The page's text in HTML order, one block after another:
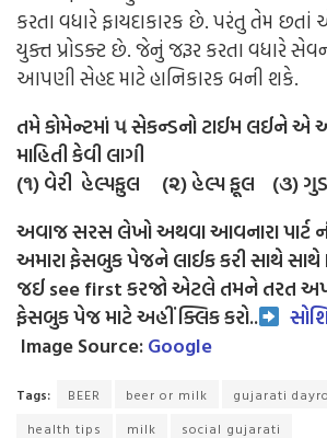
કરતા વધારે ફાયદાકારક છે. પરંતુ તેમ
યુક્ત પ્રોડક્ટ છે. જેનું જરૂર કરતા વધારે
આપણી સેહદ માટે હાનિકારક બની શકે.
તમે કોમેન્ટમાં ૫ સેકન્ડનો ટાઈમ લઈને
માહિતી કેવી લાગી
(૧) વેરી હેલ્પફુલ (૨) હેલ્પ ફૂલ (૩)
અવાજ સરસ લેખો અથવા આવનારા પાર્ટ
અમારા ફેસબુક પેજને લાઈક કરી સાથે સાથે
જઈ see first કરજો એટલે તમને તરત
ફેસબુક પેજ માટે અહીં ક્લિક કરો..
Image Source:Google
Tags: BEER beer or milk gujarati dayro
health tips
milk social gujarati